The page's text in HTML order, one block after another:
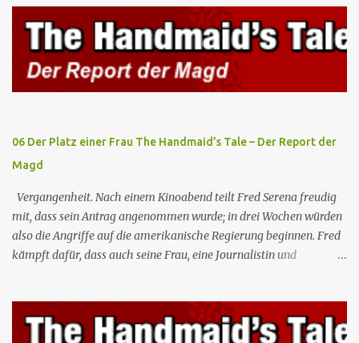
Technologie des Mutterschiffs bergen, muss sich aber mit dem
einzigen rachsüchtigen Insassen auseinandersetzen: Ronald
Sandoval. Nr. (ges.) 89 Deutscher Titel Ungeerdet Serie Mission Erde
– Sie sind unter uns Staffel Staffel 5 Nr. (in Staffel) 1 Original­titel
Unearthed Regie Andrew Potter Drehbuch John Whelpley Erstaus­
06 Der Platz einer Frau The Handmaid’s Tale – Der Report der
Magd
Vergangenheit. Nach einem Kinoabend teilt Fred Serena freudig
mit, dass sein Antrag angenommen wurde; in drei Wochen würden
also die Angriffe auf die amerikanische Regierung beginnen. Fred
kämpft dafür, dass auch seine Frau, eine Journalistin und
Teilnahme von Frauen weiterhin entschieden ab. Gegenwart. Die
Waterfords beherbergen eine Delegation aus Mexiko, um ein für